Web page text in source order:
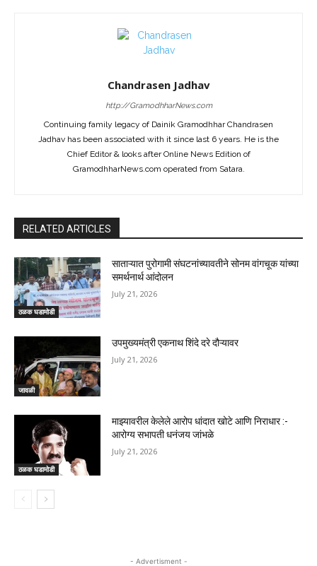
Chandrasen Jadhav
http://GramodhharNews.com
Continuing family legacy of Dainik Gramodhhar Chandrasen
Jadhav has been associated with it since last 6 years. He is the
Chief Editor & looks after Online News Edition of
GramodhharNews.com operated from Satara.
RELATED ARTICLES
ठळक घडामोडी
साताऱ्यात पुरोगामी संघटनांच्यावतीने सोनम वांगचूक यांच्या
समर्थनार्थ आंदोलन
July 21, 2026
जावळी
उपमुख्यमंत्री एकनाथ शिंदे दरे दौऱ्यावर
July 21, 2026
ठळक घडामोडी
माझ्यावरील केलेले आरोप धांदात खोटे आणि निराधार :-
आरोग्य सभापती धनंजय जांभळे
July 21, 2026
- Advertisment -